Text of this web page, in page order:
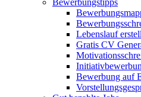
Bewerbungstipps
Lebenslauf
Gratis CV
Bewerbung auf